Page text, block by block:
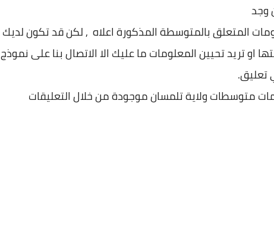
وجد
المتعلق بالمتوسطة المذكورة اعلاه , لكن قد تكون لديك
او تريد تحيين المعلومات ما عليك الا الاتصال بنا على نموذج
تعليق.
متوسطات ولاية تلمسان موجودة من خلال التعليقات